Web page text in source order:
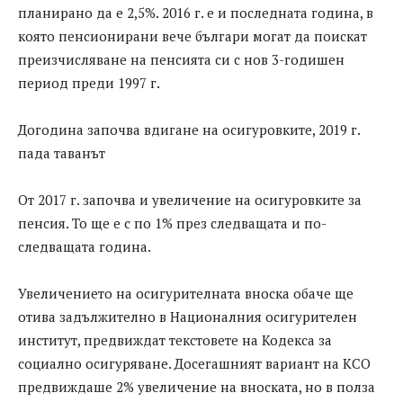
планирано да е 2,5%. 2016 г. е и последната година, в
която пенсионирани вече българи могат да поискат
преизчисляване на пенсията си с нов 3-годишен
период преди 1997 г.
Догодина започва вдигане на осигуровките, 2019 г.
пада таванът
От 2017 г. започва и увеличение на осигуровките за
пенсия. То ще е с по 1% през следващата и по-
следващата година.
Увеличението на осигурителната вноска обаче ще
отива задължително в Националния осигурителен
институт, предвиждат текстовете на Кодекса за
социално осигуряване. Досегашният вариант на КСО
предвиждаше 2% увеличение на вноската, но в полза